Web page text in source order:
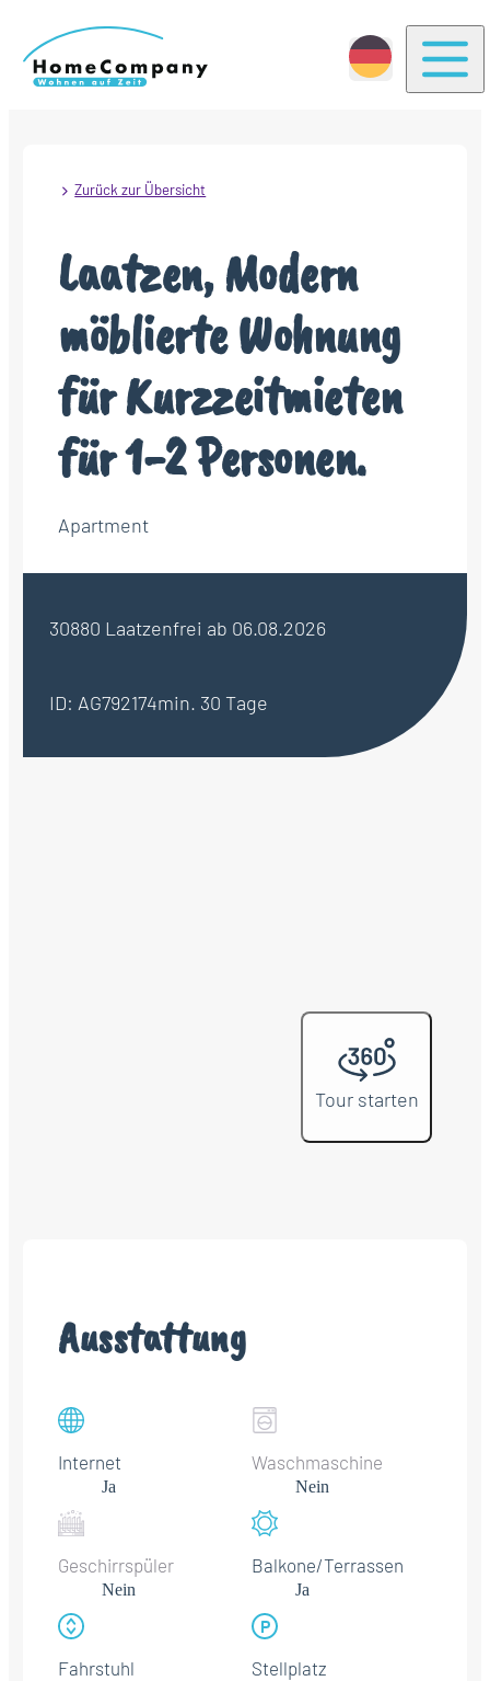
Zurück zur Übersicht
Laatzen, Modern
möblierte Wohnung
für Kurzzeitmieten
für 1-2 Personen.
Apartment
30880 Laatzenfrei ab 06.08.2026
ID: AG792174min. 30 Tage
Tour starten
Ausstattung
Internet
Ja
Waschmaschine
Nein
Geschirrspüler
Nein
Balkone/Terrassen
Ja
Fahrstuhl Stellplatz